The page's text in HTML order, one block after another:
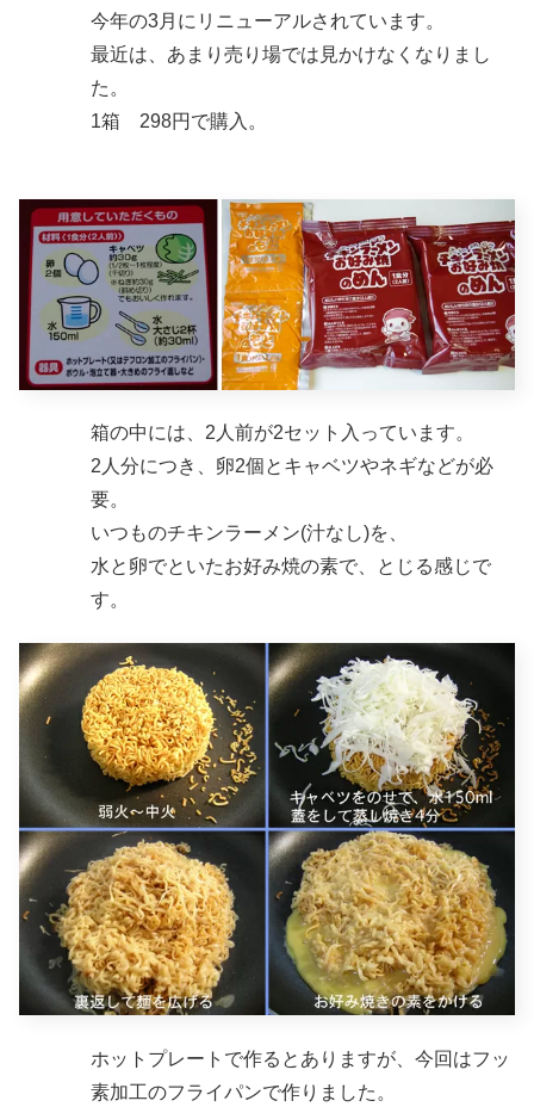
今年の3月にリニューアルされています。
最近は、あまり売り場では見かけなくなりまし
た。
1箱 298円で購入。
箱の中には、2人前が2セット入っています。
2人分につき、卵2個とキャベツやネギなどが必
要。
いつものチキンラーメン(汁なし)を、
水と卵でといたお好み焼の素で、とじる感じで
す。
ホットプレートで作るとありますが、今回はフッ
素加工のフライパンで作りました。